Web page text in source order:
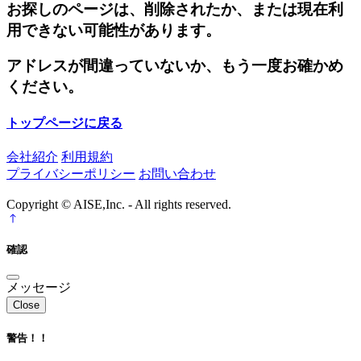
お探しのページは、削除されたか、または現在利
用できない可能性があります。
アドレスが間違っていないか、もう一度お確かめ
ください。
トップページに戻る
会社紹介 利用規約
プライバシーポリシー お問い合わせ
Copyright © AISE,Inc. - All rights reserved.
確認
メッセージ
Close
警告！！